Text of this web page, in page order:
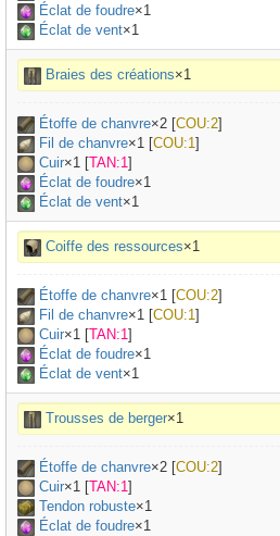
Éclat de foudre×1
Éclat de vent×1
Braies des créations×1
Étoffe de chanvre×2 [COU:2]
Fil de chanvre×1 [COU:1]
Cuir×1 [TAN:1]
Éclat de foudre×1
Éclat de vent×1
Coiffe des ressources×1
Étoffe de chanvre×1 [COU:2]
Fil de chanvre×1 [COU:1]
Cuir×1 [TAN:1]
Éclat de foudre×1
Éclat de vent×1
Trousses de berger×1
Étoffe de chanvre×2 [COU:2]
Cuir×1 [TAN:1]
Tendon robuste×1
Éclat de foudre×1